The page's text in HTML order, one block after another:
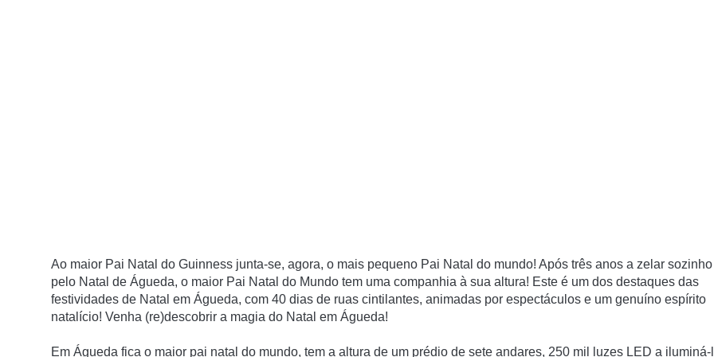
Ao maior Pai Natal do Guinness junta-se, agora, o mais pequeno Pai Natal do mundo! Após três anos a zelar sozinho
pelo Natal de Águeda, o maior Pai Natal do Mundo tem uma companhia à sua altura! Este é um dos destaques das
festividades de Natal em Águeda, com 40 dias de ruas cintilantes, animadas por espectáculos e um genuíno espírito
natalício! Venha (re)descobrir a magia do Natal em Águeda!
Em Águeda fica o maior pai natal do mundo, tem a altura de um prédio de sete andares, 250 mil luzes LED a iluminá-